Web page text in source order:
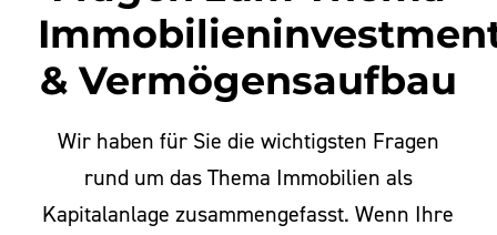
& Vermögensaufbau
Wir haben für Sie die wichtigsten Fragen
rund um das Thema Immobilien als
Kapitalanlage zusammengefasst. Wenn Ihre